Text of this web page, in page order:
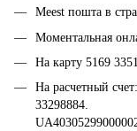
Meest пошта в
Моментальная
На карту 5169
На расчетный
33298884.